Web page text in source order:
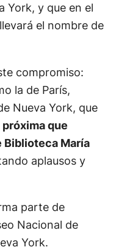
York, y que en el
el nombre de
compromiso:
la de París,
Nueva York, que
próxima que
Biblioteca María
aplausos y